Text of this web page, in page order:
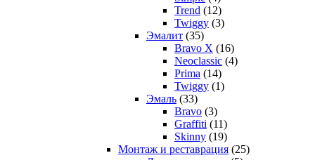
Trend (12)
Twiggy (3)
Эмалит (35)
Bravo X (16)
Neoclassic (4)
Prima (14)
Twiggy (1)
Эмаль (33)
Bravo (3)
Graffiti (11)
Skinny (19)
Монтаж и реставрация (25)